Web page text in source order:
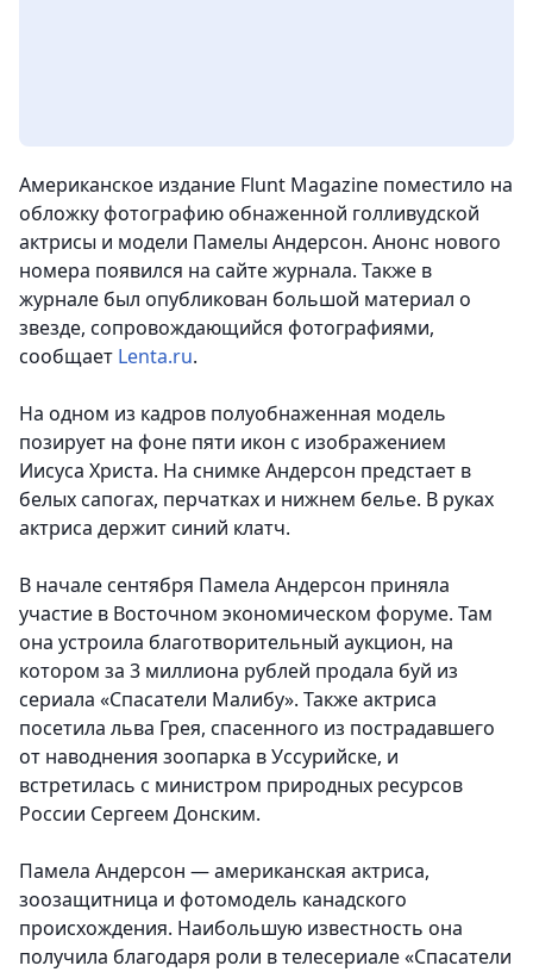
Американское издание Flunt Magazine поместило на
обложку фотографию обнаженной голливудской
актрисы и модели Памелы Андерсон. Анонс нового
номера появился на сайте журнала. Также в
журнале был опубликован большой материал о
звезде, сопровождающийся фотографиями,
сообщает Lenta.ru.
На одном из кадров полуобнаженная модель
позирует на фоне пяти икон с изображением
Иисуса Христа. На снимке Андерсон предстает в
белых сапогах, перчатках и нижнем белье. В руках
актриса держит синий клатч.
В начале сентября Памела Андерсон приняла
участие в Восточном экономическом форуме. Там
она устроила благотворительный аукцион, на
котором за 3 миллиона рублей продала буй из
сериала «Спасатели Малибу». Также актриса
посетила льва Грея, спасенного из пострадавшего
от наводнения зоопарка в Уссурийске, и
встретилась с министром природных ресурсов
России Сергеем Донским.
Памела Андерсон — американская актриса,
зоозащитница и фотомодель канадского
происхождения. Наибольшую известность она
получила благодаря роли в телесериале «Спасатели